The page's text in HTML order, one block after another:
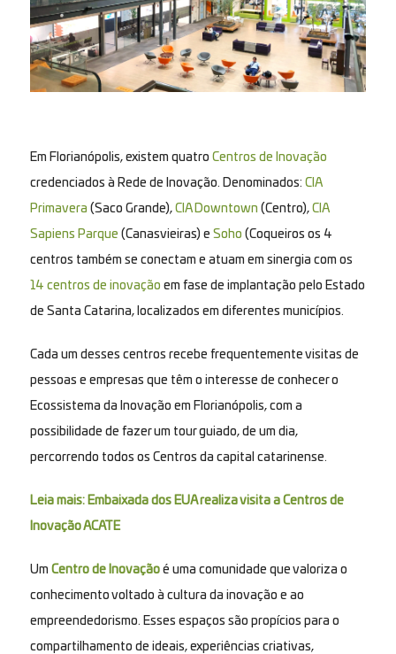
Em Florianópolis, existem quatro Centros de Inovação
credenciados à Rede de Inovação. Denominados: CIA
Primavera (Saco Grande), CIA Downtown (Centro), CIA
Sapiens Parque (Canasvieiras) e Soho (Coqueiros os 4
centros também se conectam e atuam em sinergia com os
14 centros de inovação em fase de implantação pelo Estado
de Santa Catarina, localizados em diferentes municípios.
Cada um desses centros recebe frequentemente visitas de
pessoas e empresas que têm o interesse de conhecer o
Ecossistema da Inovação em Florianópolis, com a
possibilidade de fazer um tour guiado, de um dia,
percorrendo todos os Centros da capital catarinense.
Leia mais: Embaixada dos EUA realiza visita a Centros de
Inovação ACATE
Um Centro de Inovaçãoé uma comunidade que valoriza o
conhecimento voltado à cultura da inovação e ao
empreendedorismo. Esses espaços são propícios para o
compartilhamento de ideais, experiências criativas,